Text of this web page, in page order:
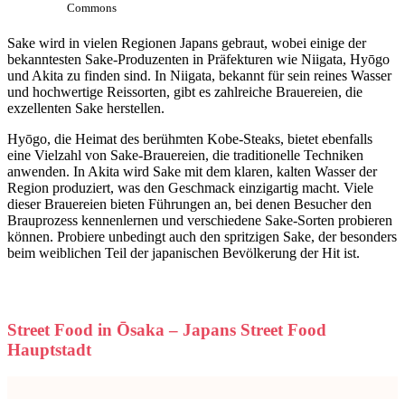
Commons
Sake wird in vielen Regionen Japans gebraut, wobei einige der
bekanntesten Sake-Produzenten in Präfekturen wie Niigata, Hyōgo
und Akita zu finden sind. In Niigata, bekannt für sein reines Wasser
und hochwertige Reissorten, gibt es zahlreiche Brauereien, die
exzellenten Sake herstellen.
Hyōgo, die Heimat des berühmten Kobe-Steaks, bietet ebenfalls
eine Vielzahl von Sake-Brauereien, die traditionelle Techniken
anwenden. In Akita wird Sake mit dem klaren, kalten Wasser der
Region produziert, was den Geschmack einzigartig macht. Viele
dieser Brauereien bieten Führungen an, bei denen Besucher den
Brauprozess kennenlernen und verschiedene Sake-Sorten probieren
können. Probiere unbedingt auch den spritzigen Sake, der besonders
beim weiblichen Teil der japanischen Bevölkerung der Hit ist.
Street Food in Ōsaka – Japans Street Food
Hauptstadt